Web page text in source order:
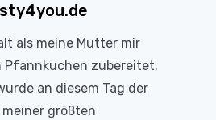
als meine Mutter mir
Pfannkuchen zubereitet.
an diesem Tag der
größten